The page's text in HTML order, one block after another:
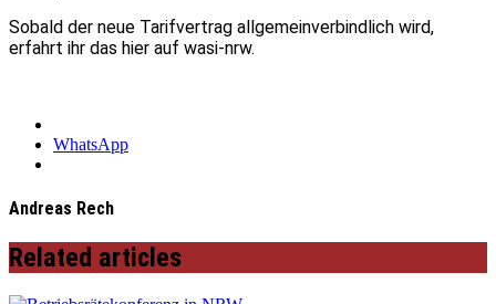
Sobald der neue Tarifvertrag allgemeinverbindlich wird,
erfahrt ihr das hier auf wasi-nrw.
WhatsApp
Andreas Rech
Related articles